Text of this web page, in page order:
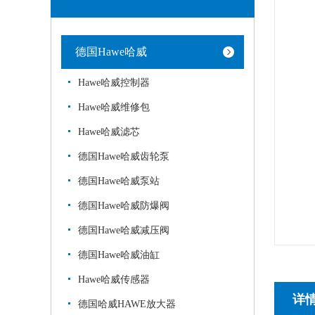
德国Hawe哈威
Hawe哈威控制器
Hawe哈威维修包
Hawe哈威滤芯
德国Hawe哈威齿轮泵
德国Hawe哈威泵站
德国Hawe哈威防爆阀
德国Hawe哈威减压阀
德国Hawe哈威油缸
Hawe哈威传感器
德国哈威HAWE放大器 详